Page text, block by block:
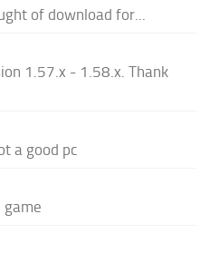
of download for...
1.57.x - 1.58.x. Thank
a good pc
game